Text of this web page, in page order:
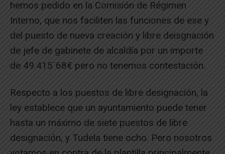
hemos pedido en la Comisión de Régimen
Interno, que nos faciliten las funciones de ese y
del puesto de nueva creación y libre deisgnación
de jefe de gabinete de alcaldía por un importe
de 49.415´68€ pero no tenemos contestación.
Respecto a los puestos de libre designación, la
ley establece que un ayuntamiento puede tener
hasta un máximo de siete puestos de libre
designación, y Tudela tiene ocho. Pero nosotros